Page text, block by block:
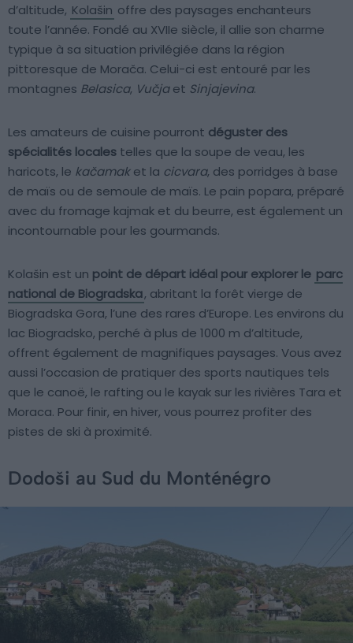
d’altitude, Kolašin offre des paysages enchanteurs
toute l’année. Fondé au XVIIe siècle, il allie son charme
typique à sa situation privilégiée dans la région
pittoresque de Morača. Celui-ci est entouré par les
montagnes Belasica, Vučjaet Sinjajevina.
Les amateurs de cuisine pourront déguster des
spécialités locales telles que la soupe de veau, les
haricots, le kačamaket la cicvara, des porridges à base
de maïs ou de semoule de maïs. Le pain popara, préparé
avec du fromage kajmak et du beurre, est également un
incontournable pour les gourmands.
Kolašin est un point de départ idéal pour explorer le parc
national de Biogradska, abritant la forêt vierge de
Biogradska Gora, l’une des rares d’Europe. Les environs du
lac Biogradsko, perché à plus de 1000 m d’altitude,
offrent également de magnifiques paysages. Vous avez
aussi l’occasion de pratiquer des sports nautiques tels
que le canoë, le rafting ou le kayak sur les rivières Tara et
Moraca. Pour finir, en hiver, vous pourrez profiter des
pistes de ski à proximité.
Dodoši au Sud du Monténégro